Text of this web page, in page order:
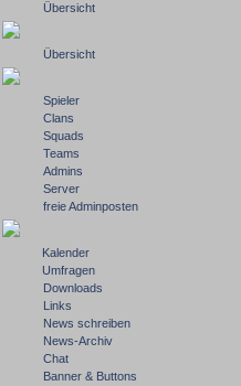
Übersicht
Übersicht
Spieler
Clans
Squads
Teams
Admins
Server
freie Adminposten
Kalender
Umfragen
Downloads
Links
News schreiben
News-Archiv
Chat
Banner & Buttons